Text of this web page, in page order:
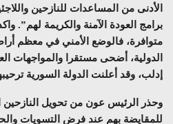
الأدنى من المساعدات للنازحين
برامج العودة الآمنة والكريمة لهم”.
متوافرة، فالوضع الأمني في معظم
الدولية، أضحى مستقرا والمواجهات
إدلب، وقد أعلنت الدولة السورية
وحذر الرئيس عون من تحويل النازحين
للمقايضة بهم عند فرض التسويات